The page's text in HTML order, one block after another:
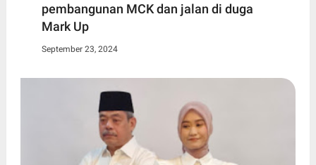
pembangunan MCK dan jalan di duga
Mark Up
September 23, 2024